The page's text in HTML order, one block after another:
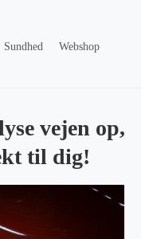
Sundhed
Webshop
vejen op,
til dig!